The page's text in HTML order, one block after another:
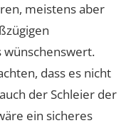
meistens aber
wünschenswert.
dass es nicht
der Schleier der
ein sicheres